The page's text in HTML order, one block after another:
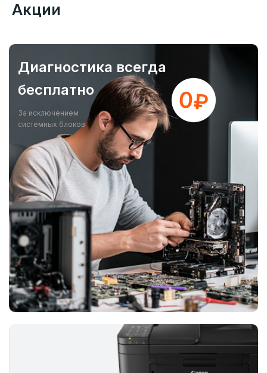
Акции
Диагностика всегда
бесплатно
За исключением
системных блоков